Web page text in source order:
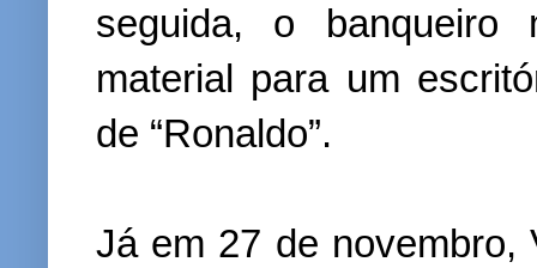
seguida, o
material para um
de “Ronaldo”.
Já em 27 de novembro,